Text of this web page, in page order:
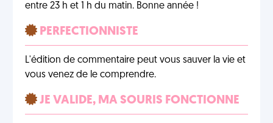
entre 23 h et 1 h du matin. Bonne année !
PERFECTIONNISTE
L'édition de commentaire peut vous sauver la vie et
vous venez de le comprendre.
JE VALIDE, MA SOURIS FONCTIONNE